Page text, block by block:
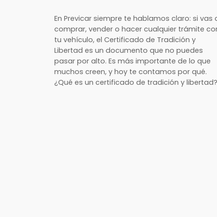
En Previcar siempre te hablamos claro: si vas
comprar, vender o hacer cualquier trámite
tu vehículo, el Certificado de Tradición y
Libertad es un documento que no puedes
pasar por alto. Es más importante de lo que
muchos creen, y hoy te contamos por qué.
¿Qué es un certificado de tradición y